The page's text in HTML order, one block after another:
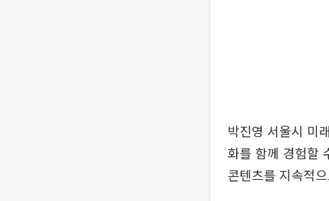
박진영 서울시 미
화를 함께 경험할
콘텐츠를 지속적